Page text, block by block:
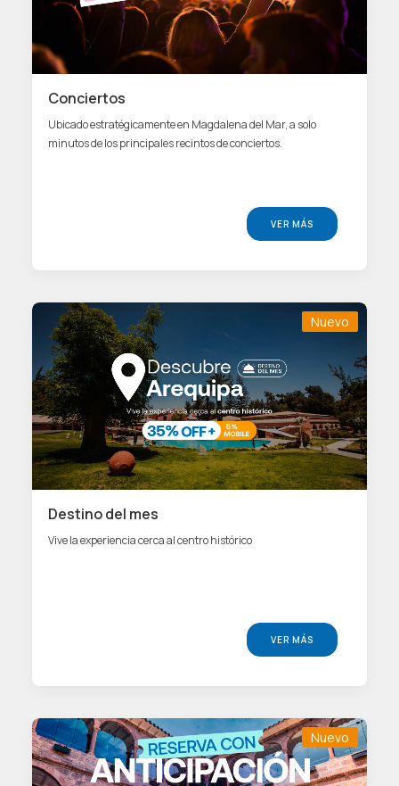
Conciertos
Ubicado estratégicamente en Magdalena del Mar, a solo
minutos de los principales recintos de conciertos.
VER MÁS
Nuevo
Destino del mes
Vive la experiencia cerca al centro histórico
VER MÁS
Nuevo